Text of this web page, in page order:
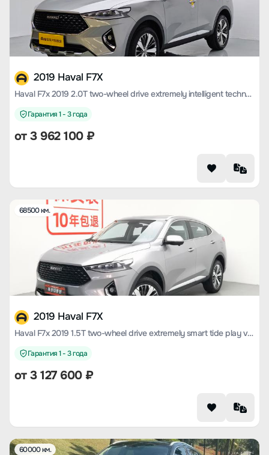
2019 Haval F7X
Haval F7x 2019 2.0T two-wheel drive extremely intelligent technology version
Гарантия 1 - 3 года
от3 962 100₽
68500 км.
2019 Haval F7X
Haval F7x 2019 1.5T two-wheel drive extremely smart tide play version
Гарантия 1 - 3 года
от3 127 600₽
60000 км.